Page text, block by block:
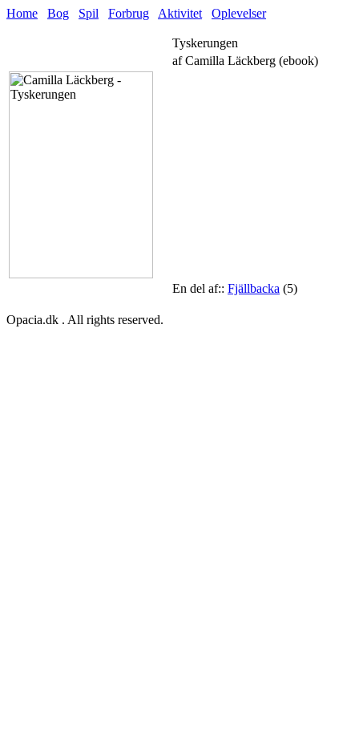
Home Bog Spil Forbrug Aktivitet Oplevelser
Tyskerungen
af Camilla Läckberg (ebook)
En del af:: Fjällbacka (5)
Opacia.dk . All rights reserved.